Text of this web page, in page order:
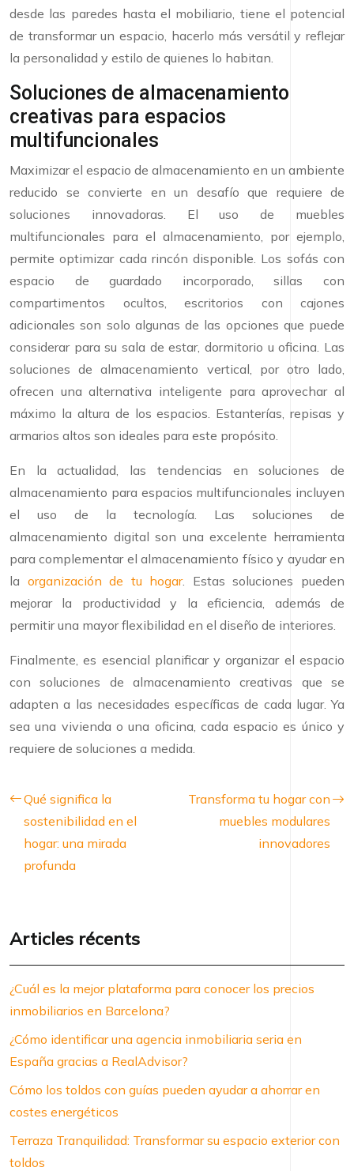
desde las paredes hasta el mobiliario, tiene el potencial
de transformar un espacio, hacerlo más versátil y reflejar
la personalidad y estilo de quienes lo habitan.
Soluciones de almacenamiento
creativas para espacios
multifuncionales
Maximizar el espacio de almacenamiento en un ambiente
reducido se convierte en un desafío que requiere de
soluciones innovadoras. El uso de muebles
multifuncionales para el almacenamiento, por ejemplo,
permite optimizar cada rincón disponible. Los sofás con
espacio de guardado incorporado, sillas con
compartimentos ocultos, escritorios con cajones
adicionales son solo algunas de las opciones que puede
considerar para su sala de estar, dormitorio u oficina. Las
soluciones de almacenamiento vertical, por otro lado,
ofrecen una alternativa inteligente para aprovechar al
máximo la altura de los espacios. Estanterías, repisas y
armarios altos son ideales para este propósito.
En la actualidad, las tendencias en soluciones de
almacenamiento para espacios multifuncionales incluyen
el uso de la tecnología. Las soluciones de
almacenamiento digital son una excelente herramienta
para complementar el almacenamiento físico y ayudar en
la organización de tu hogar. Estas soluciones pueden
mejorar la productividad y la eficiencia, además de
permitir una mayor flexibilidad en el diseño de interiores.
Finalmente, es esencial planificar y organizar el espacio
con soluciones de almacenamiento creativas que se
adapten a las necesidades específicas de cada lugar. Ya
sea una vivienda o una oficina, cada espacio es único y
requiere de soluciones a medida.
Qué significa la
sostenibilidad en el
hogar: una mirada
profunda
Transforma tu hogar con
muebles modulares
innovadores
Articles récents
¿Cuál es la mejor plataforma para conocer los precios
inmobiliarios en Barcelona?
¿Cómo identificar una agencia inmobiliaria seria en
España gracias a RealAdvisor?
Cómo los toldos con guías pueden ayudar a ahorrar en
costes energéticos
Terraza Tranquilidad: Transformar su espacio exterior con
toldos